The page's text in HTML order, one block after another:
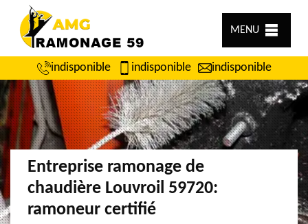
MENU
indisponible indisponible indisponible
Entreprise ramonage de
chaudière Louvroil 59720:
ramoneur certifié